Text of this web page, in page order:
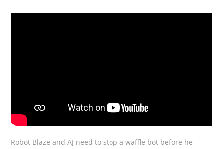
Robot Blaze and AJ need to stop a waffle bot before he